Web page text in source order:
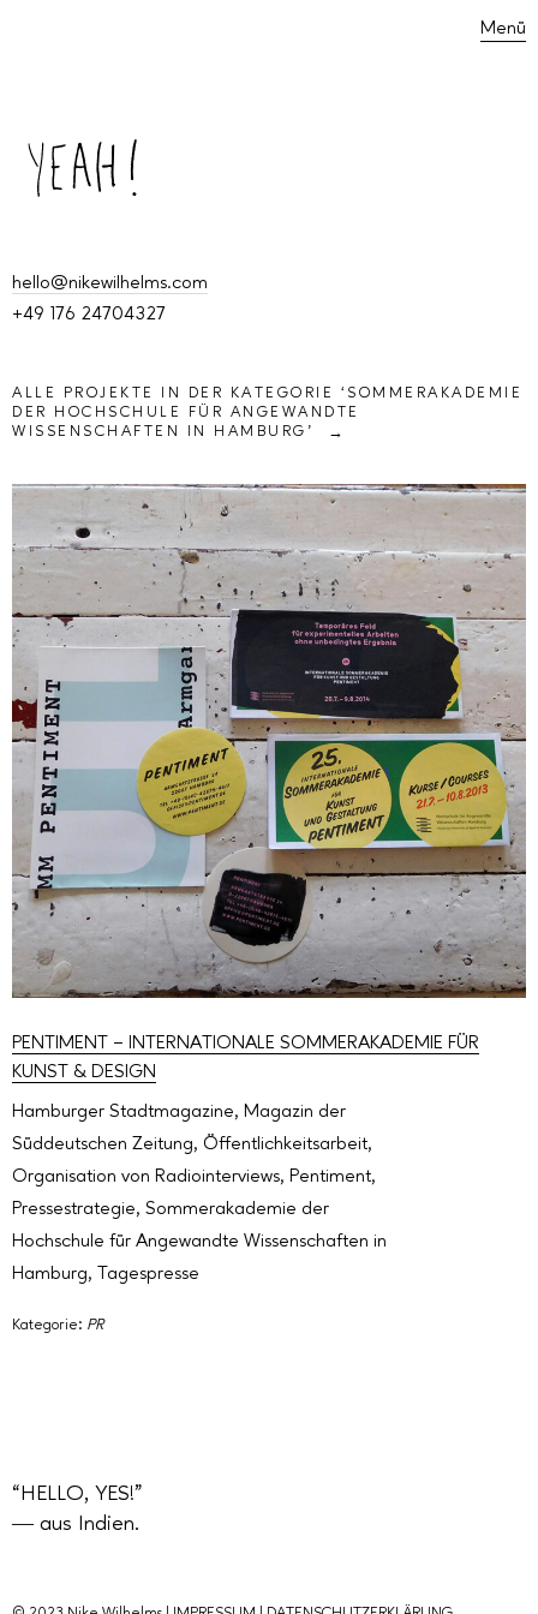
Menü
hello@nikewilhelms.com
+49 176 24704327
ALLE PROJEKTE IN DER KATEGORIE ‘ SOMMERAKADEMIE
DER HOCHSCHULE FÜR ANGEWANDTE
WISSENSCHAFTEN IN HAMBURG ’
PENTIMENT – INTERNATIONALE SOMMERAKADEMIE FÜR
KUNST & DESIGN
Hamburger Stadtmagazine, Magazin der
Süddeutschen Zeitung, Öffentlichkeitsarbeit,
Organisation von Radiointerviews, Pentiment,
Pressestrategie, Sommerakademie der
Hochschule für Angewandte Wissenschaften in
Hamburg, Tagespresse
Kategorie: PR
“HELLO, YES!”
― aus Indien.